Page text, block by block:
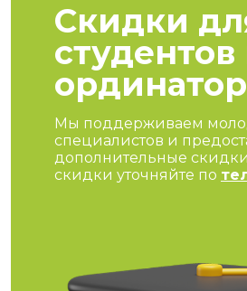
Скидки
студентов
Мы поддерживаем
специалистов и
дополнительные
скидки уточняйте по